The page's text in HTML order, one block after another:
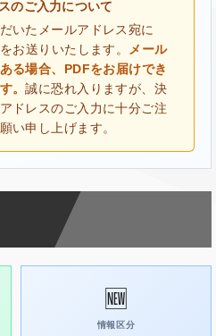
のご入力について
いたメールアドレス宛に
お送りいたします。
メール
る場合、PDFをお届けでき
。誠に恐れ入りますが、決
ドレスのご入力に十分ご注
い申し上げます。
🆕
情報区分